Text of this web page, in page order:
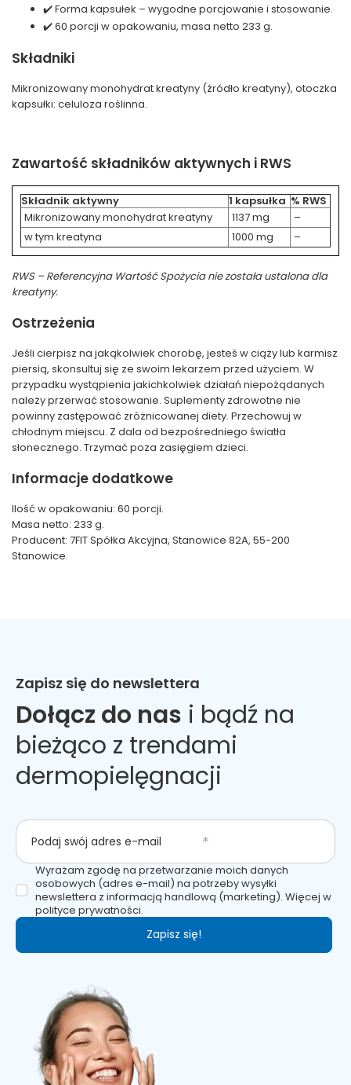
✔️ Forma kapsułek – wygodne porcjowanie i stosowanie.
✔️ 60 porcji w opakowaniu, masa netto 233 g.
Składniki
Mikronizowany monohydrat kreatyny (źródło kreatyny), otoczka
kapsułki: celuloza roślinna.
Zawartość składników aktywnych i RWS
Składnik aktywny 1 kapsułka % RWS
Mikronizowany monohydrat kreatyny
1137 mg
–
w tym kreatyna
1000 mg –
RWS – Referencyjna Wartość Spożycia nie została ustalona dla
kreatyny.
Ostrzeżenia
Jeśli cierpisz na jakąkolwiek chorobę, jesteś w ciąży lub karmisz
piersią, skonsultuj się ze swoim lekarzem przed użyciem. W
przypadku wystąpienia jakichkolwiek działań niepożądanych
należy przerwać stosowanie. Suplementy zdrowotne nie
powinny zastępować zróżnicowanej diety. Przechowuj w
chłodnym miejscu. Z dala od bezpośredniego światła
słonecznego. Trzymać poza zasięgiem dzieci.
Informacje dodatkowe
Ilość w opakowaniu: 60 porcji.
Masa netto: 233 g.
Producent: 7FIT Spółka Akcyjna, Stanowice 82A, 55-200
Stanowice.
Zapisz się do newslettera
Dołącz do nas i bądź na
bieżąco z trendami
dermopielęgnacji
Podaj swój adres e-mail
Wyrażam zgodę na przetwarzanie moich danych
osobowych (adres e-mail) na potrzeby wysyłki
newslettera z informacją handlową (marketing). Więcej w
polityce prywatności.
Zapisz się!